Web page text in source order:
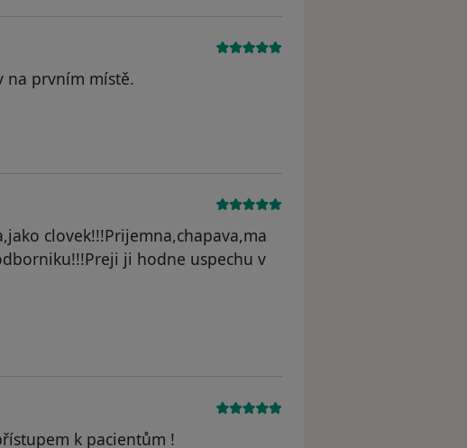
na prvním místě.
clovek!!!Prijemna,chapava,ma
ji hodne uspechu v
odstraněn
k pacientům !